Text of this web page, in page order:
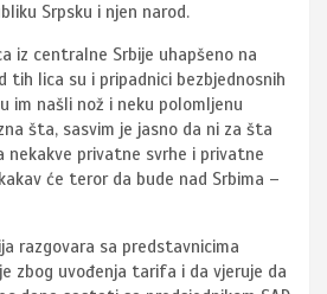
Srpsku i njen narod.
iz centralne Srbije uhapšeno na
tih lica su i pripadnici bezbjednosnih
im našli nož i neku polomljenu
šta, sasvim je jasno da ni za šta
nekakve privatne svrhe i privatne
će teror da bude nad Srbima –
razgovara sa predstavnicima
zbog uvođenja tarifa i da vjeruje da